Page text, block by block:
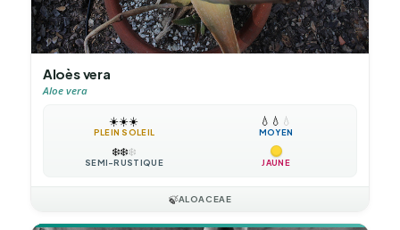
Aloès vera
Aloe vera
☀️☀️☀️
PLEIN SOLEIL
💧 💧 💧
MOYEN
❄️❄️❄️
SEMI-RUSTIQUE JAUNE
🍃ALOACEAE